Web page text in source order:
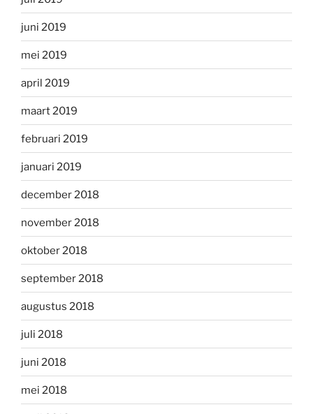
juni 2019
mei 2019
april 2019
maart 2019
februari 2019
januari 2019
december 2018
november 2018
oktober 2018
september 2018
augustus 2018
juli 2018
juni 2018
mei 2018